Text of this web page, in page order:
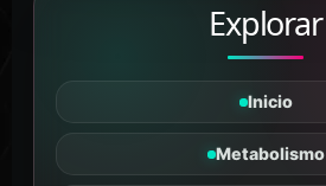
Explorar
Inicio
Metabolismo